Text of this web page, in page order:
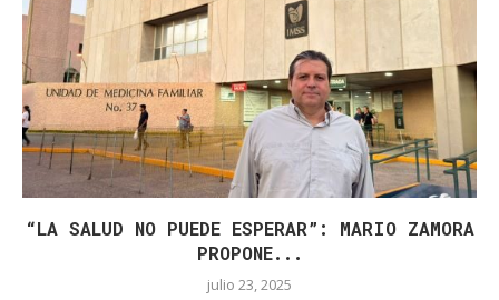
“LA SALUD NO PUEDE ESPERAR”: MARIO ZAMORA
PROPONE...
julio 23, 2025